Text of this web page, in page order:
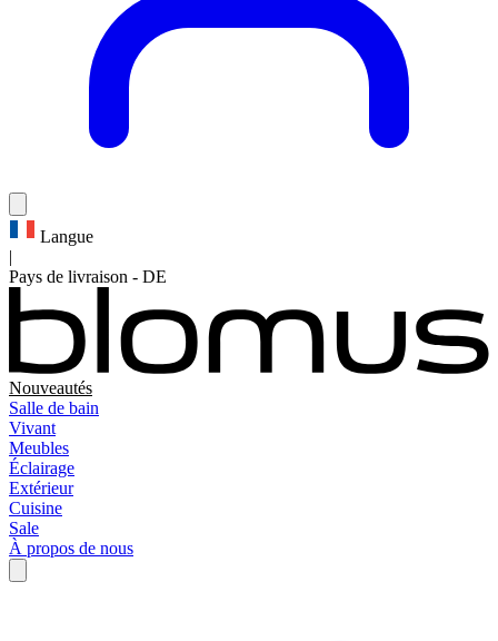
Langue
|
Pays de livraison - DE
Nouveautés
Salle de bain
Vivant
Meubles
Éclairage
Extérieur
Cuisine
Sale
À propos de nous